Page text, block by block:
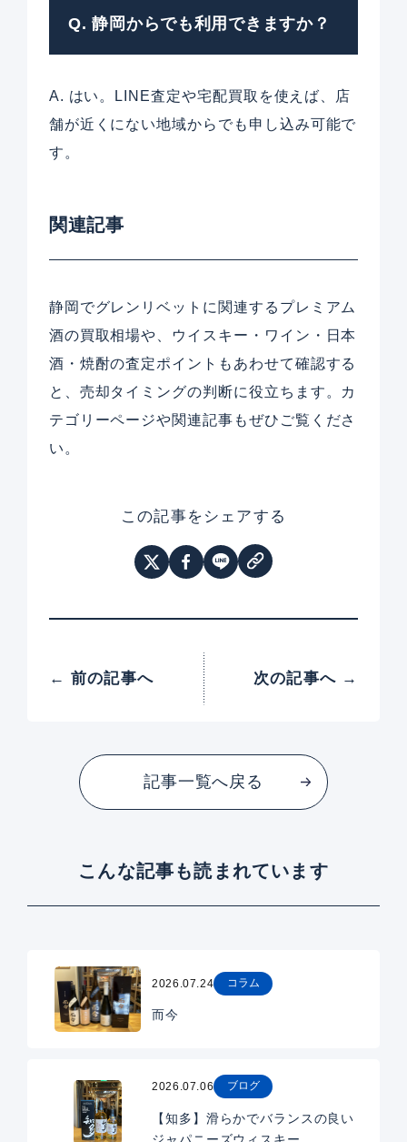
Q. 静岡からでも利用できますか？
A. はい。LINE査定や宅配買取を使えば、店
舗が近くにない地域からでも申し込み可能で
す。
関連記事
静岡でグレンリベットに関連するプレミアム
酒の買取相場や、ウイスキー・ワイン・日本
酒・焼酎の査定ポイントもあわせて確認する
と、売却タイミングの判断に役立ちます。カ
テゴリーページや関連記事もぜひご覧くださ
い。
この記事をシェアする
← 前の記事へ 次の記事へ →
記事一覧へ戻る
こんな記事も読まれています
2026.07.24 コラム
而今
2026.07.06 ブログ
【知多】滑らかでバランスの良い
ジャパニーズウィスキー